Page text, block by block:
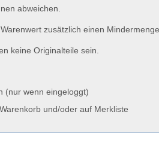
abweichen.
zusätzlich einen
keine Originalteile sein.
(nur wenn eingeloggt)
und/oder auf Merkliste